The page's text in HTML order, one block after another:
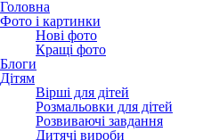
Головна
Фото і картинки
Нові фото
Кращі фото
Блоги
Дітям
Вірші для дітей
Розмальовки для дітей
Розвиваючі завдання
Дитячі вироби